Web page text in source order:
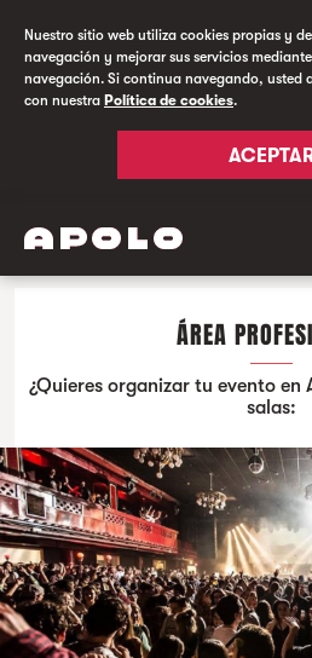
Nuestro sitio web utiliza cookies propias y
navegación y mejorar sus servicios
navegación. Si continua navegando, usted
con nuestra Política de cookies.
ÁREA
¿Quieres organizar tu evento en
salas: